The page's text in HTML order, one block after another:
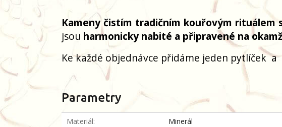
Kameny čistím tradičním kouřovým rituálem
jsou harmonicky nabité a připravené na
Ke každé objednávce přidáme jeden pytlíčeka
Parametry
Materiál
Minerál